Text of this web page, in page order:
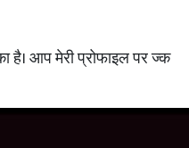
है। आप मेरी प्रोफाइल पर ज्क